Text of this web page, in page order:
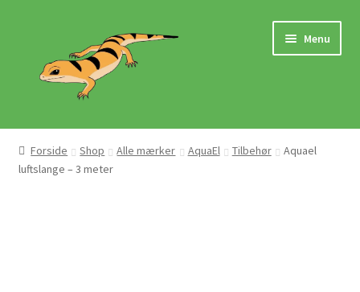
navigation
indhold
Menu
Hjem
Butik
Forside Shop Alle mærker AquaEl Tilbehør
Aquael
luftslange – 3 meter